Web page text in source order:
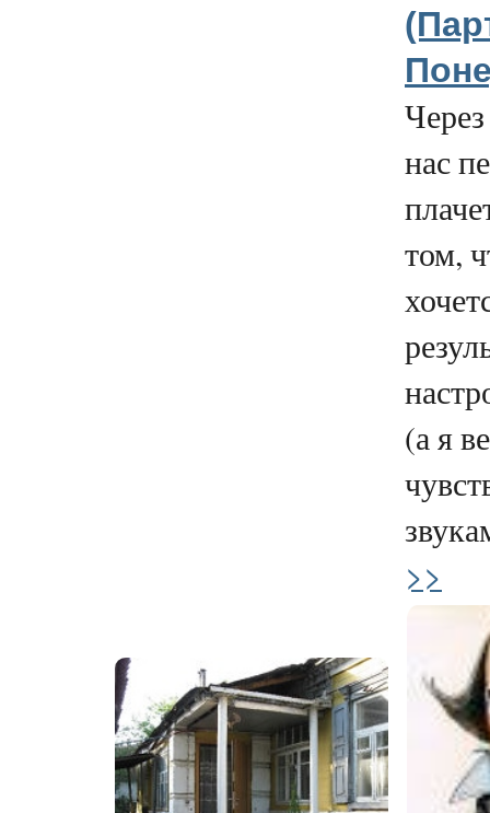
нас
том,
(а я
>>